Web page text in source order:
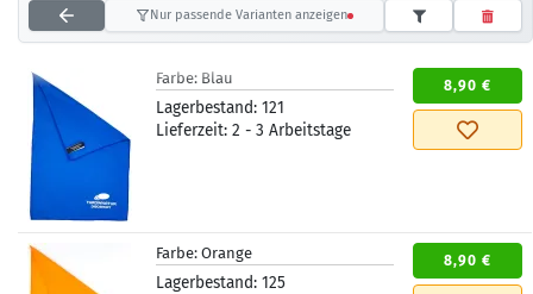
Nur passende Varianten anzeigen
Farbe: Blau
Lagerbestand: 121
Lieferzeit: 2 - 3 Arbeitstage
8,90 €
Farbe: Orange
Lagerbestand: 125
8,90 €